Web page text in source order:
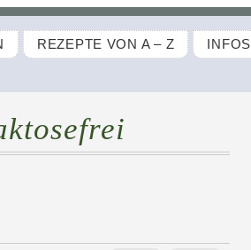
REZEPTE VON A – Z INFOS